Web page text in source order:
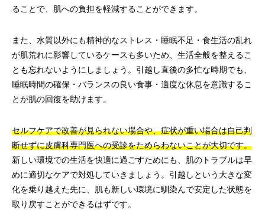
ることで、肌への負担を軽減することができます。
また、水質以外にも精神的なストレス・睡眠不足・食生活の乱れ
が肌荒れに影響しているケースも多いため、生活全般を整えるこ
とも忘れないようにしましょう。引越し直後の多忙な時期でも、
睡眠時間の確保・バランスの良い食事・適度な休息を意識するこ
とが肌の回復を助けます。
セルフケアで改善が見られない場合や、症状が重い場合は自己判
断せずに皮膚科専門医への受診をためらわないことが大切です。
新しい環境での生活を快適に過ごすためにも、肌のトラブルは早
めに適切なケアで対処していきましょう。引越しという大きな変
化を乗り越えた先に、肌も新しい環境に馴染んで安定した状態を
取り戻すことができるはずです。